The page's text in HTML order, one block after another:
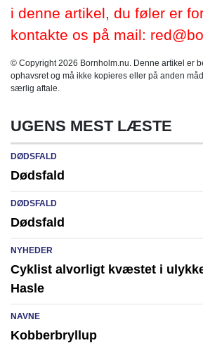
i denne artikel, du føler er
kontakte os på mail:
© Copyright 2026 Bornholm.nu. Denne artikel er
ophavsret og må ikke kopieres eller på anden
særlig aftale.
UGENS MEST LÆSTE
DØDSFALD
Dødsfald
DØDSFALD
Dødsfald
NYHEDER
Cyklist alvorligt kvæstet i
Hasle
NAVNE
Kobberbryllup